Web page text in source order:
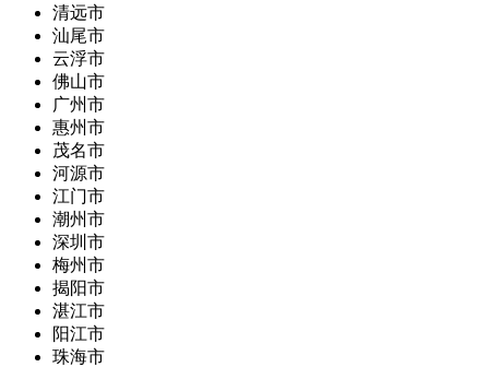
清远市
汕尾市
云浮市
佛山市
广州市
惠州市
茂名市
河源市
江门市
潮州市
深圳市
梅州市
揭阳市
湛江市
阳江市
珠海市